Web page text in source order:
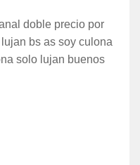
doble precio por
bs as soy culona
solo lujan buenos